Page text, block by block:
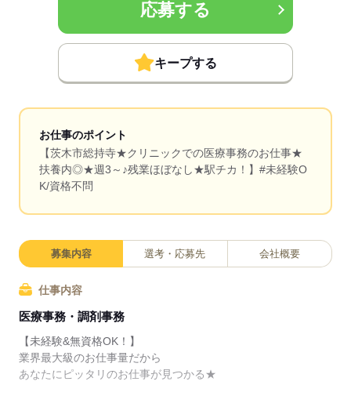
応募する
キープする
お仕事のポイント
【茨木市総持寺★クリニックでの医療事務のお仕事★
扶養内◎★週3～♪残業ほぼなし★駅チカ！】#未経験O
K/資格不問
募集内容 選考・応募先 会社概要
仕事内容
医療事務・調剤事務
【未経験&無資格OK！】
業界最大級のお仕事量だから
あなたにピッタリのお仕事が見つかる★